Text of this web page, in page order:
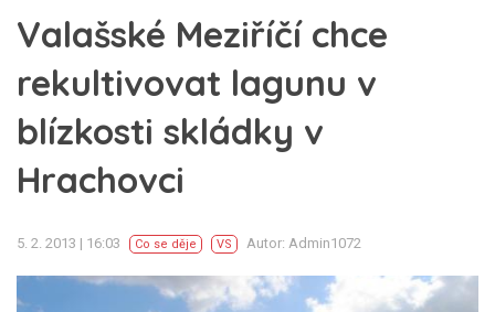
Valašské Meziříčí chce
rekultivovat lagunu v
blízkosti skládky v
Hrachovci
5. 2. 2013 | 16:03 Co se děje VS Autor: Admin1072